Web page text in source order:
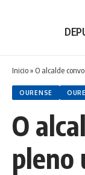
Inicio» O alcalde convoca pleno
OURENSE
O
pleno